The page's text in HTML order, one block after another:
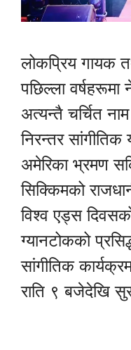
लोकप्रिय गायक
पछिल्ला
अत्यन्तै चर्चित
निरन्तर सांगीतिक
अमेरिका भ्रमण
सिक्किमको
विश्व एड्स
ग्यानटोकको
सांगीतिक
राति ९ बजेदेखि